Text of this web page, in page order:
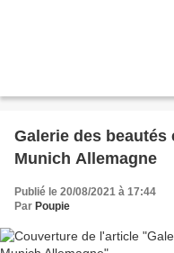
Galerie des beautés
Munich Allemagne
Publié le 20/08/2021 à 17:44
Par Poupie